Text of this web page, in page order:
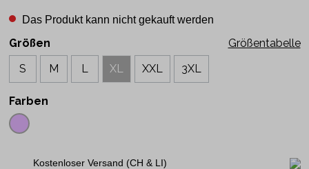
Das Produkt kann nicht gekauft werden
Größentabelle
Größen
3XL
L
M
S XL XXL
Farben
Kostenloser Versand (CH & LI)